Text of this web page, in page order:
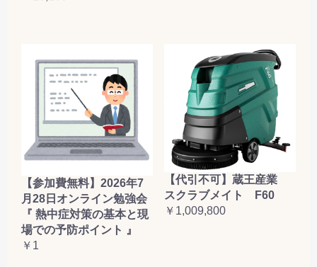
【参加費無料】2026年7
月28日オンライン勉強会
『 熱中症対策の基本と現
場での予防ポイント 』
￥1
【代引不可】蔵王産業
スクラブメイト F60
￥1,009,800